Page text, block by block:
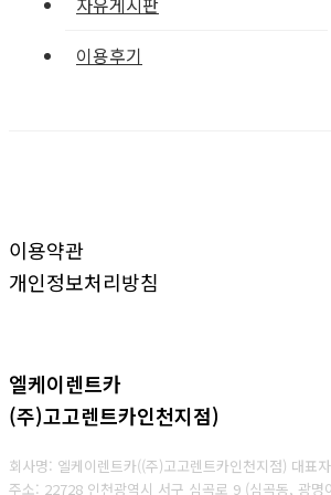
이용후기
이용약관
개인정보처리방침
엘케이렌트카
(주)고고렌트카인천지점)
회사명: 엘케이렌트카((주)고고렌트카인천지점) 대
주소: 22728 인천광역시 서구 심곡로 9 (심곡동, 광